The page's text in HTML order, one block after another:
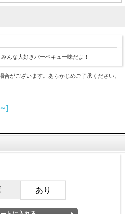
んな大好きバーベキュー味だよ！
がございます。あらかじめご了承ください。
]
あり